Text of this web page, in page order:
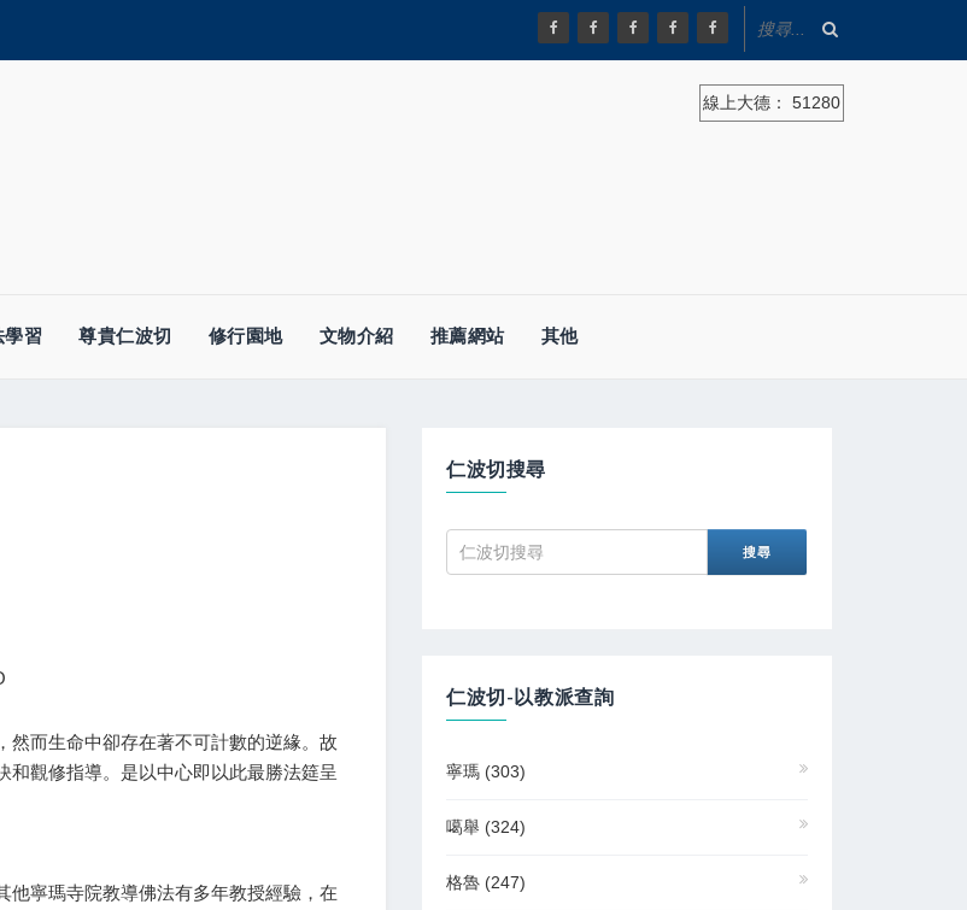
線上大德： 51280
學習 尊貴仁波切 修行園地 文物介紹 推薦網站 其他
然而生命中卻存在著不可計數的逆緣。故
和觀修指導。是以中心即以此最勝法筵呈
他寧瑪寺院教導佛法有多年教授經驗，在
仁波切搜尋
仁波切-以教派查詢
寧瑪 (303)
噶舉 (324)
格魯 (247)